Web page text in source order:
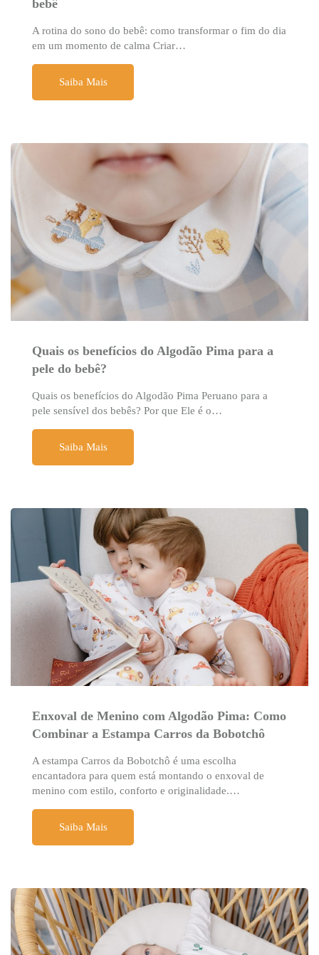
bebê
A rotina do sono do bebê: como transformar o fim do dia
em um momento de calma Criar…
Saiba Mais
Quais os benefícios do Algodão Pima para a
pele do bebê?
Quais os benefícios do Algodão Pima Peruano para a
pele sensível dos bebês? Por que Ele é o…
Saiba Mais
Enxoval de Menino com Algodão Pima: Como
Combinar a Estampa Carros da Bobotchô
A estampa Carros da Bobotchô é uma escolha
encantadora para quem está montando o enxoval de
menino com estilo, conforto e originalidade.…
Saiba Mais